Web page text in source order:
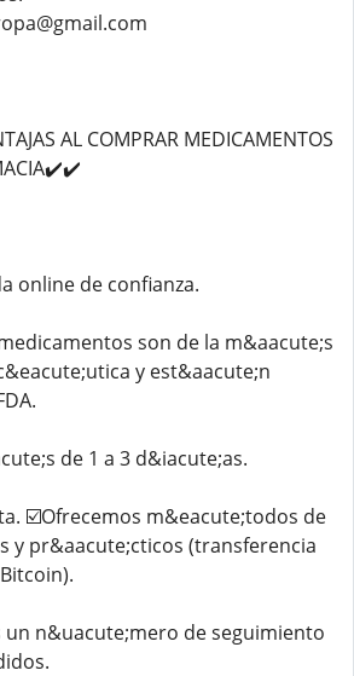
AL COMPRAR MEDICAMENTOS
online de confianza.
son de la m&aacute;s
y est&aacute;n
de 1 a 3 d&iacute;as.
☑️Ofrecemos m&eacute;todos de
y pr&aacute;cticos (transferencia
n&uacute;mero de seguimiento